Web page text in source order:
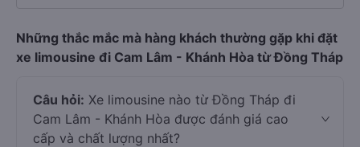
Những thắc mắc mà hàng khách thường gặp khi đặt
xe limousine đi Cam Lâm - Khánh Hòa từ Đồng Tháp
Câu hỏi: Xe limousine nào từ Đồng Tháp đi
Cam Lâm - Khánh Hòa được đánh giá cao
cấp và chất lượng nhất?